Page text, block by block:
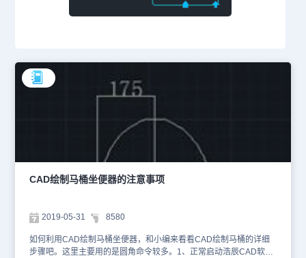
CAD绘制马桶坐便器的注意事项
2019-05-31 8580
如何利用CAD绘制马桶坐便器，和小编来看看CAD绘制马桶的详细
步骤吧。这里主要用的是圆角命令较多。1、正常启动浩辰CAD软